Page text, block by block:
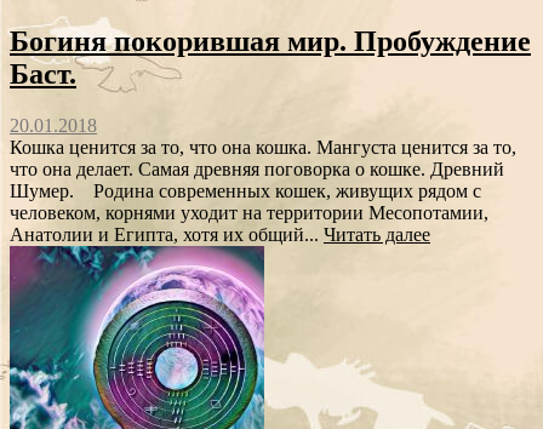
Богиня покорившая мир. Пробуждение
Баст.
20.01.2018
Кошка ценится за то, что она кошка. Мангуста ценится за то,
что она делает. Самая древняя поговорка о кошке. Древний
Шумер. Родина современных кошек, живущих рядом с
человеком, корнями уходит на территории Месопотамии,
Анатолии и Египта, хотя их общий... Читать далее